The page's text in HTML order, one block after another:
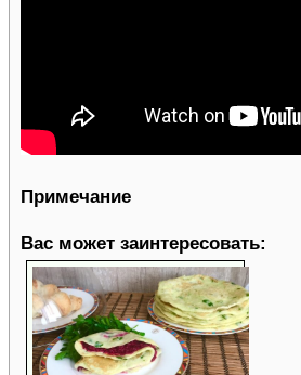
Примечание
Вас может заинтересовать: